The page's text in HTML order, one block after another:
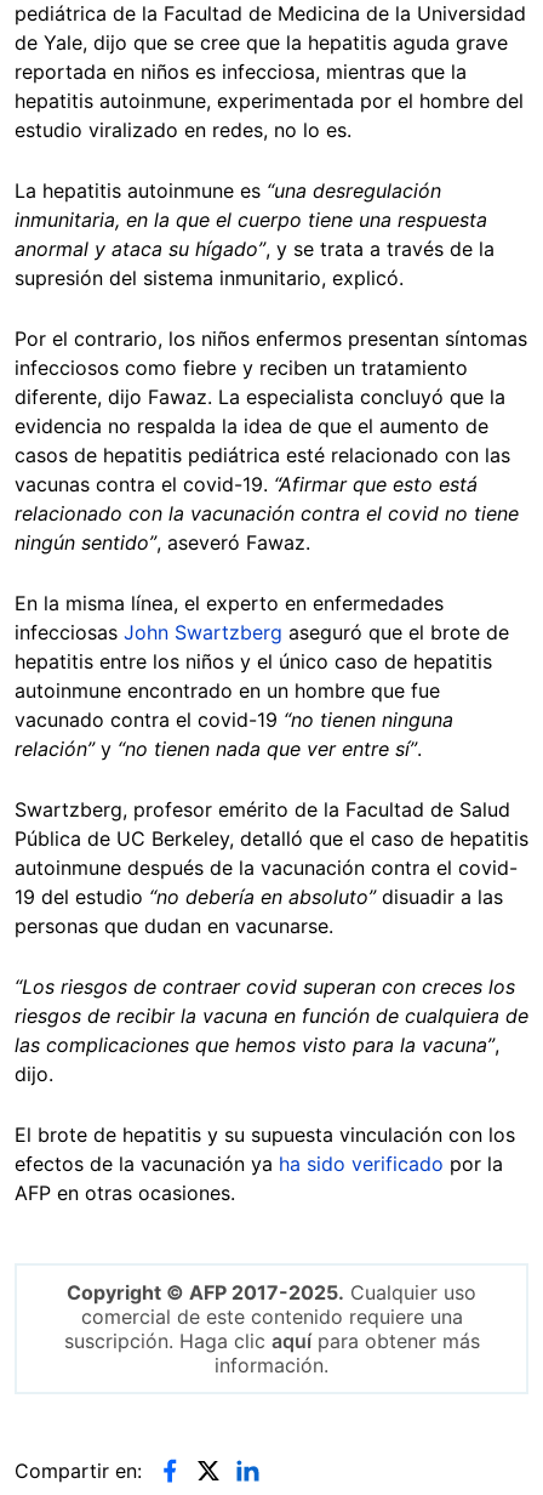
pediátrica de la Facultad de Medicina de la Universidad
de Yale, dijo que se cree que la hepatitis aguda grave
reportada en niños es infecciosa, mientras que la
hepatitis autoinmune, experimentada por el hombre del
estudio viralizado en redes, no lo es.
La hepatitis autoinmune es “una desregulación
inmunitaria, en la que el cuerpo tiene una respuesta
anormal y ataca su hígado”, y se trata a través de la
supresión del sistema inmunitario, explicó.
Por el contrario, los niños enfermos presentan síntomas
infecciosos como fiebre y reciben un tratamiento
diferente, dijo Fawaz. La especialista concluyó que la
evidencia no respalda la idea de que el aumento de
casos de hepatitis pediátrica esté relacionado con las
vacunas contra el covid-19. “Afirmar que esto está
relacionado con la vacunación contra el covid no tiene
ningún sentido”, aseveró Fawaz.
En la misma línea, el experto en enfermedades
infecciosas John Swartzberg aseguró que el brote de
hepatitis entre los niños y el único caso de hepatitis
autoinmune encontrado en un hombre que fue
vacunado contra el covid-19 “no tienen ninguna
relación”y “no tienen nada que ver entre sí”.
Swartzberg, profesor emérito de la Facultad de Salud
Pública de UC Berkeley, detalló que el caso de hepatitis
autoinmune después de la vacunación contra el covid-
19 del estudio “no debería en absoluto”disuadir a las
personas que dudan en vacunarse.
“Los riesgos de contraer covid superan con creces los
riesgos de recibir la vacuna en función de cualquiera de
las complicaciones que hemos visto para la vacuna”,
dijo.
El brote de hepatitis y su supuesta vinculación con los
efectos de la vacunación ya ha sido verificado por la
AFP en otras ocasiones.
Copyright © AFP 2017-2025. Cualquier uso
comercial de este contenido requiere una
suscripción. Haga clic aquípara obtener más
información.
Compartir en: